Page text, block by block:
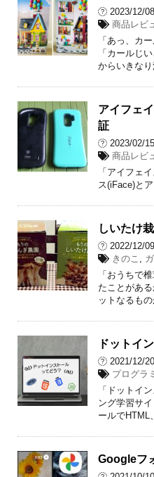
2023/12/
商品レビ
「あっ、カ
「カールじ
からいきな
アイフェ
証
2023/02/
商品レビ
「アイフェ
ス(iFace)と
しいたけ
2022/12/
きのこ ,
「おうちで
たことがあ
ットなるも
ドットイ
2021/12/
プログラ
「ドットイ
ング学習サ
ールで
Googleフ